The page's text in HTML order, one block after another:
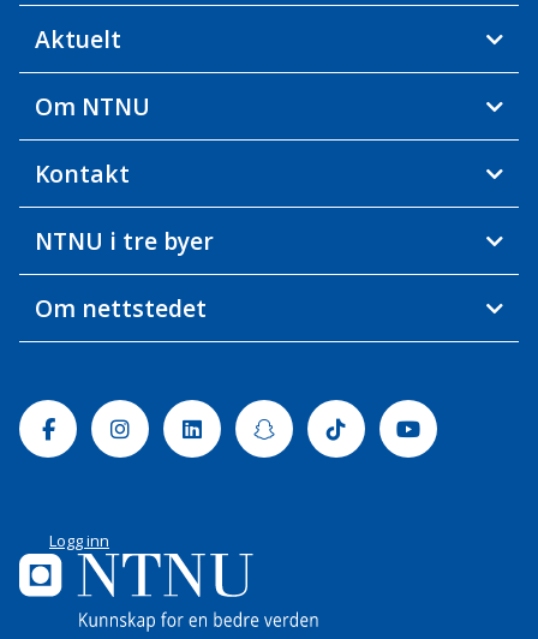
Aktuelt
Om NTNU
Kontakt
NTNU i tre byer
Om nettstedet
FacebookInstagramLinkedinSnapchatTiktok Youtube
Logg inn